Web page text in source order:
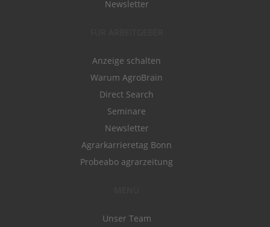
Newsletter
Anzeige schalten
Warum AgroBrain
Direct Search
Seminare
Newsletter
Agrarkarrieretag Bonn
Probeabo agrarzeitung
Unser Team